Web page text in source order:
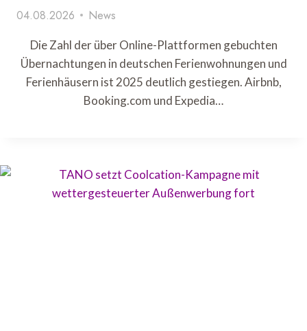
04.08.2026 News
Die Zahl der über Online-Plattformen gebuchten
Übernachtungen in deutschen Ferienwohnungen und
Ferienhäusern ist 2025 deutlich gestiegen. Airbnb,
Booking.com und Expedia…